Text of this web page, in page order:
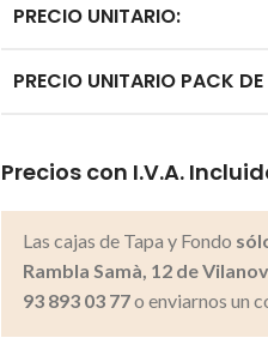
PRECIO UNITARIO:
PRECIO UNITARIO PACK
Precios con I.V.A.
Las cajas de Tapa y Fondo
Rambla Samà, 12 de
93 893 03 77o enviarnos un